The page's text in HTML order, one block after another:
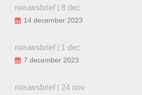
nieuwsbrief | 8 dec
14 december 2023
nieuwsbrief | 1 dec
7 december 2023
nieuwsbrief | 24 nov